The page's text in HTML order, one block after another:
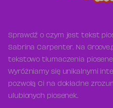
Sprawdź o czym jest tekst
Sabrina Carpenter. Na
tekstowo tłumaczenia
Wyróżniamy się unikalnymi
pozwolą Ci na dokładne
ulubionych piosenek.